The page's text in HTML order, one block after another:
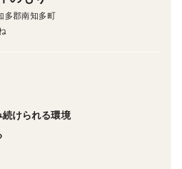
なに好きじゃないけど、これは
イガしない！美味しい！」（愛
にも喜ばている〈みつばちキウ
多郡南知多町
続けられる環境